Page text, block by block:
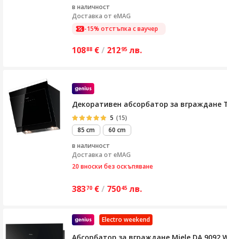
в наличност
Доставка от eMAG
-15% отстъпка с ваучер
10888 €/ 21295 лв.
Декоративен абсорбатор за вграждане
5 (15)
85 cm
60 cm
в наличност
Доставка от eMAG
20 вноски без оскъпяване
38370 €/ 75045 лв.
Electro weekend